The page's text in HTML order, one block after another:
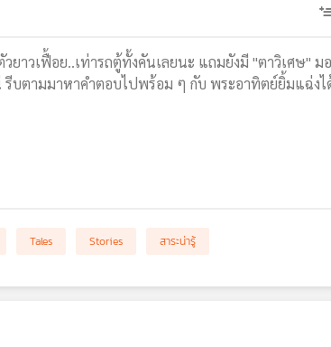
วเฟื้อย..เท่ารถตู้ทั้งคันเลยนะ แถมยังมี "ตาวิเศษ" มอ
รีบตามมาหาคำตอบไปพร้อม ๆ กับ พระอาทิตย์ยิ้มแฉ่งไ
Tales Stories สาระน่ารู้